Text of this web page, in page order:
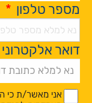
מספר טלפון *
דואר אלקטרוני
*
*
אני מאשר/ת כי
Alternative: